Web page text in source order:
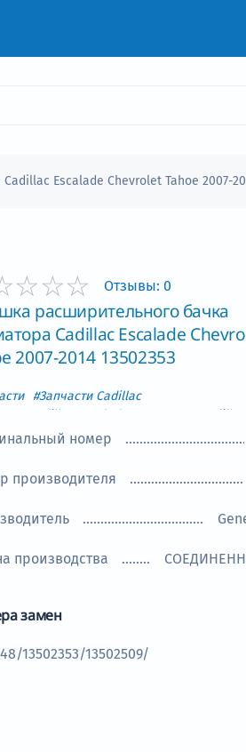
Escalade Chevrolet Tahoe 2007-
Отзывы: 0
расширительного бачка
Cadillac Escalade
2007-2014 13502353
#Запчасти Cadillac
Cadillac Escalade
#Запчасти Cadillac
Chevrolet
#Запчасти Chevrolet
Chevrolet Silverado
Chevrolet Suburban
Chevrolet Tahoe
номер
производителя
производства
замен
13502353/13502509/